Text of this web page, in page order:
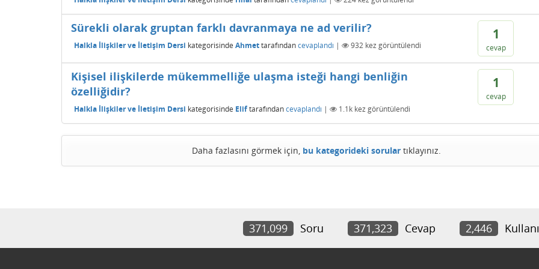
1
cevap
Sürekli olarak gruptan farklı davranmaya ne ad verilir?
Halkla İlişkiler ve İletişim Dersi kategorisinde Ahmettarafındancevaplandı | 932 kez görüntülendi
1
cevap
Kişisel ilişkilerde mükemmelliğe ulaşma isteği hangi benliğin
özelliğidir?
Halkla İlişkiler ve İletişim Dersi kategorisinde Eliftarafındancevaplandı | 1.1k kez görüntülendi
Daha fazlasını görmek için, bu kategorideki sorulartıklayınız.
371,099 Soru 371,323 Cevap 2,446